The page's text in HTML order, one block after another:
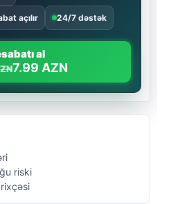
açılır 24/7 dəstək
al
7.99 AZN
riski